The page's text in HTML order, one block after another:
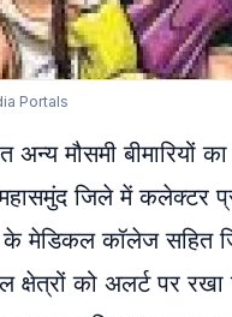
Portals
मौसमी बीमारियों
जिले में कलेक्टर
मेडिकल कॉलेज सहित
को अलर्ट पर रखा